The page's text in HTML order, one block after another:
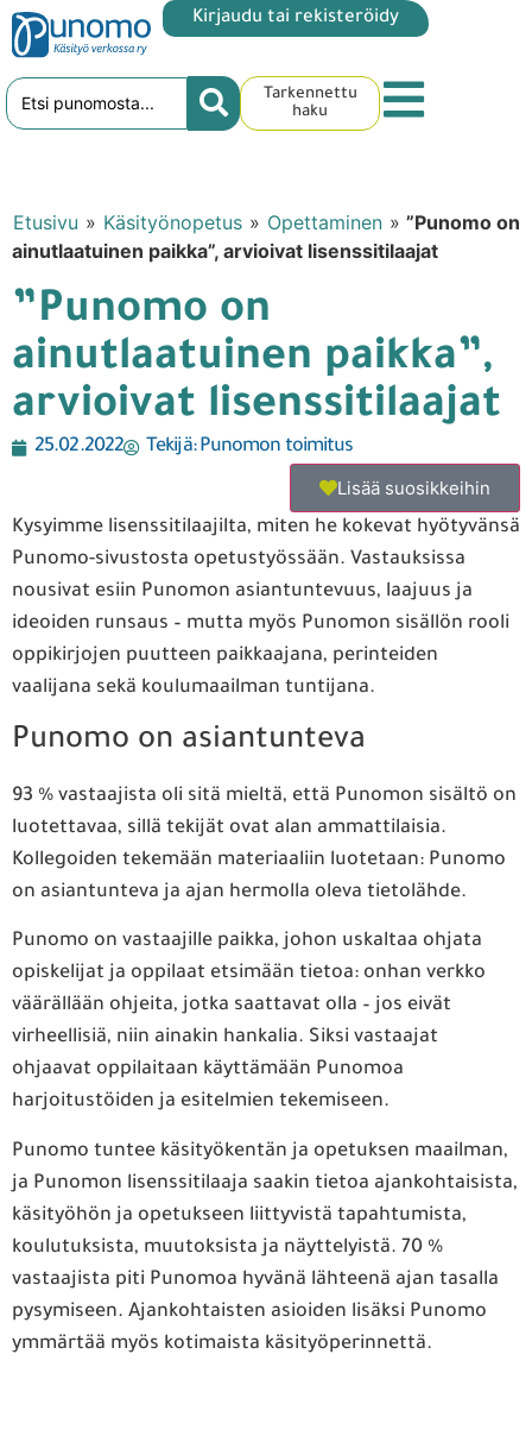
Kirjaudu tai rekisteröidy
Tarkennettu
haku
Etusivu » Käsityönopetus » Opettaminen » ”Punomo on
ainutlaatuinen paikka”, arvioivat lisenssitilaajat
”Punomo on
ainutlaatuinen paikka”,
arvioivat lisenssitilaajat
25.02.2022 Tekijä:Punomon toimitus
Lisää suosikkeihin
Kysyimme lisenssitilaajilta, miten he kokevat hyötyvänsä
Punomo-sivustosta opetustyössään. Vastauksissa
nousivat esiin Punomon asiantuntevuus, laajuus ja
ideoiden runsaus – mutta myös Punomon sisällön rooli
oppikirjojen puutteen paikkaajana, perinteiden
vaalijana sekä koulumaailman tuntijana.
Punomo on asiantunteva
93 % vastaajista oli sitä mieltä, että Punomon sisältö on
luotettavaa, sillä tekijät ovat alan ammattilaisia.
Kollegoiden tekemään materiaaliin luotetaan: Punomo
on asiantunteva ja ajan hermolla oleva tietolähde.
Punomo on vastaajille paikka, johon uskaltaa ohjata
opiskelijat ja oppilaat etsimään tietoa: onhan verkko
väärällään ohjeita, jotka saattavat olla – jos eivät
virheellisiä, niin ainakin hankalia. Siksi vastaajat
ohjaavat oppilaitaan käyttämään Punomoa
harjoitustöiden ja esitelmien tekemiseen.
Punomo tuntee käsityökentän ja opetuksen maailman,
ja Punomon lisenssitilaaja saakin tietoa ajankohtaisista,
käsityöhön ja opetukseen liittyvistä tapahtumista,
koulutuksista, muutoksista ja näyttelyistä. 70 %
vastaajista piti Punomoa hyvänä lähteenä ajan tasalla
pysymiseen. Ajankohtaisten asioiden lisäksi Punomo
ymmärtää myös kotimaista käsityöperinnettä.